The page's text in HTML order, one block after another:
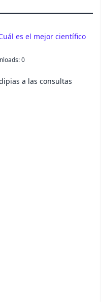
es el mejor científico
0
a las consultas